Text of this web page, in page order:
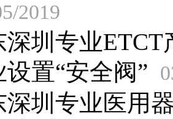
2019
深圳专业
设置“安全阀”
深圳专业医用